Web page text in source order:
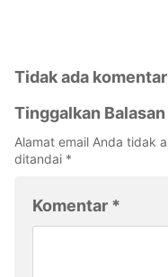
Tidak ada komentar
Tinggalkan Balasan
Alamat email Anda tidak
ditandai *
Komentar *